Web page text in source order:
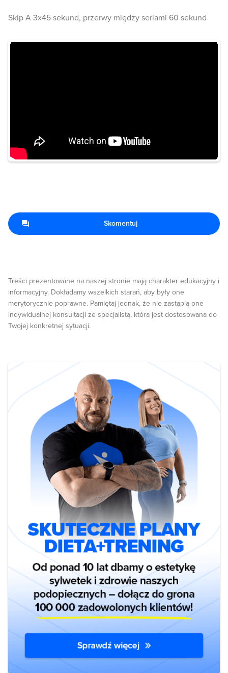
Skip A 3x45 sekund, przerwy między seriami 60 sekund
Treści prezentowane na naszej stronie mają charakter edukacyjny i
informacyjny. Dokładamy wszelkich starań, aby były one
merytorycznie poprawne. Pamiętaj jednak, że nie zastąpią one
indywidualnej konsultacji ze specjalistą, która jest dostosowana do
Twojej konkretnej sytuacji.
Skomentuj